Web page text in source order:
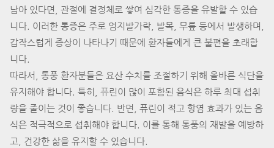
남아 있다면, 관절에 결정체로 쌓여 심각한 통증을 유발할 수 있습
니다. 이러한 통증은 주로 엄지발가락, 발목, 무릎 등에서 발생하며,
갑작스럽게 증상이 나타나기 때문에 환자들에게 큰 불편을 초래합
니다.
따라서, 통풍 환자분들은 요산 수치를 조절하기 위해 올바른 식단을
유지해야 합니다. 특히, 퓨린이 많이 포함된 음식은 하루 최대 섭취
량을 줄이는 것이 좋습니다. 반면, 퓨린이 적고 항염 효과가 있는 음
식은 적극적으로 섭취해야 합니다. 이를 통해 통풍의 재발을 예방하
고, 건강한 삶을 유지할 수 있습니다.